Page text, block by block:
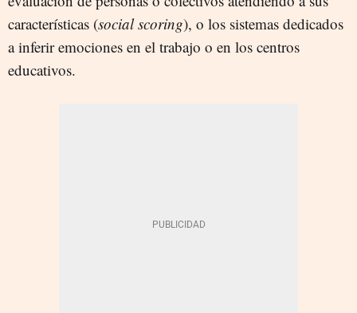
características (social scoring), o los sistemas dedicados
a inferir emociones en el trabajo o en los centros
educativos.